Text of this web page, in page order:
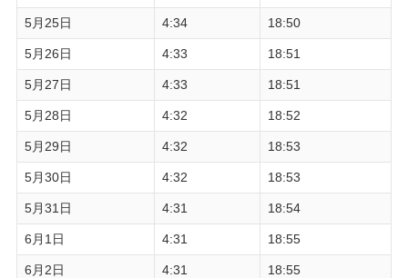
5月25日 4:34 18:50
5月26日 4:33 18:51
5月27日 4:33 18:51
5月28日 4:32 18:52
5月29日 4:32 18:53
5月30日 4:32 18:53
5月31日 4:31 18:54
6月1日 4:31 18:55
6月2日 4:31 18:55